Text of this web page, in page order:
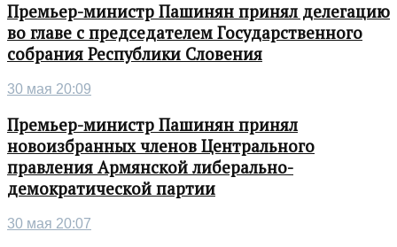
Премьер-министр Пашинян принял делегацию
во главе с председателем Государственного
собрания Республики Словения
30 мая 20:09
Премьер-министр Пашинян принял
новоизбранных членов Центрального
правления Армянской либерально-
демократической партии
30 мая 20:07